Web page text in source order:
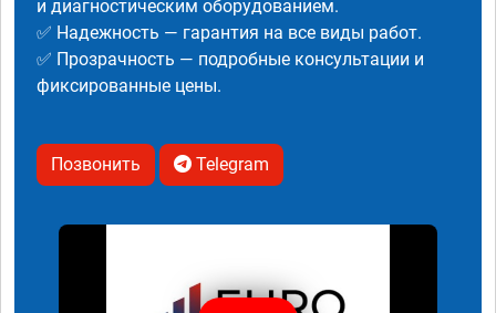
и диагностическим оборудованием.
✅ Надежность — гарантия на все виды работ.
✅ Прозрачность — подробные консультации и
фиксированные цены.
Позвонить Telegram